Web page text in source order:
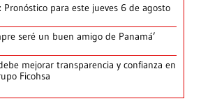
Pronóstico para este jueves 6 de agosto
seré un buen amigo de Panamá’
mejorar transparencia y confianza en
Ficohsa